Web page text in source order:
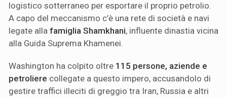
logistico sotterraneo per esportare il proprio petrolio.
A capo del meccanismo c’è una rete di società e navi
legate alla famiglia Shamkhani, influente dinastia vicina
alla Guida Suprema Khamenei.
Washington ha colpito oltre 115 persone, aziende e
petroliere collegate a questo impero, accusandolo di
gestire traffici illeciti di greggio tra Iran, Russia e altri